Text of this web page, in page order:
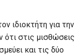
ιδιοκτήτη για την
ότι στις μισθώσεις
και τις δύο